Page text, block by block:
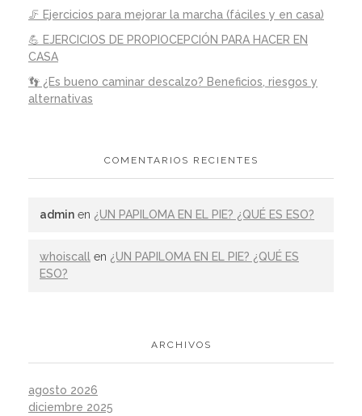
🦵 Ejercicios para mejorar la marcha (fáciles y en casa)
💪 EJERCICIOS DE PROPIOCEPCIÓN PARA HACER EN
CASA
👣 ¿Es bueno caminar descalzo? Beneficios, riesgos y
alternativas
COMENTARIOS RECIENTES
admin en ¿UN PAPILOMA EN EL PIE? ¿QUÉ ES ESO?
whoiscall en ¿UN PAPILOMA EN EL PIE? ¿QUÉ ES
ESO?
ARCHIVOS
agosto 2026
diciembre 2025